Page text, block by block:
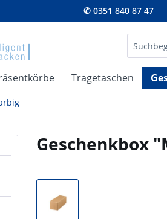
✆ 0351 840 87 47
Tragetaschen
Geschenkbox